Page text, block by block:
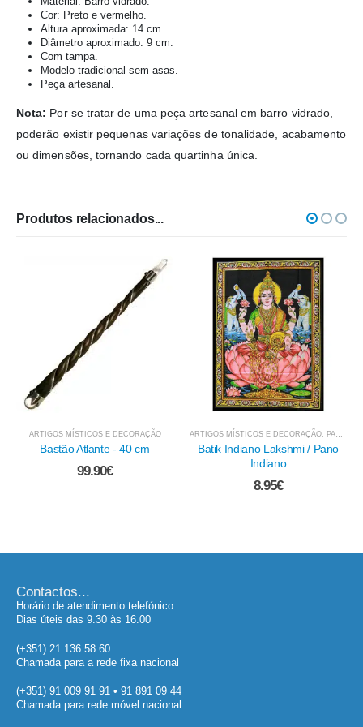
Cor: Preto e vermelho.
Altura aproximada: 14 cm.
Diâmetro aproximado: 9 cm.
Com tampa.
Modelo tradicional sem asas.
Peça artesanal.
Nota: Por se tratar de uma peça artesanal em barro vidrado,
poderão existir pequenas variações de tonalidade, acabamento
ou dimensões, tornando cada quartinha única.
Produtos relacionados...
ARTIGOS MÍSTICOS E DECORAÇÃO,PANOS E OUTROS TÊXTEIS
Batik Indiano Lakshmi / Pano
Indiano
ARTIGOS MÍSTICOS E DECORAÇÃO
Bola de Cristal - Média
29.95€
Contactos...
Horário de atendimento telefónico
Dias úteis das 9.30 às 16.00
(+351) 21 136 58 60
Chamada para a rede fixa nacional
(+351) 91 009 91 91 • 91 891 09 44
Chamada para rede móvel nacional